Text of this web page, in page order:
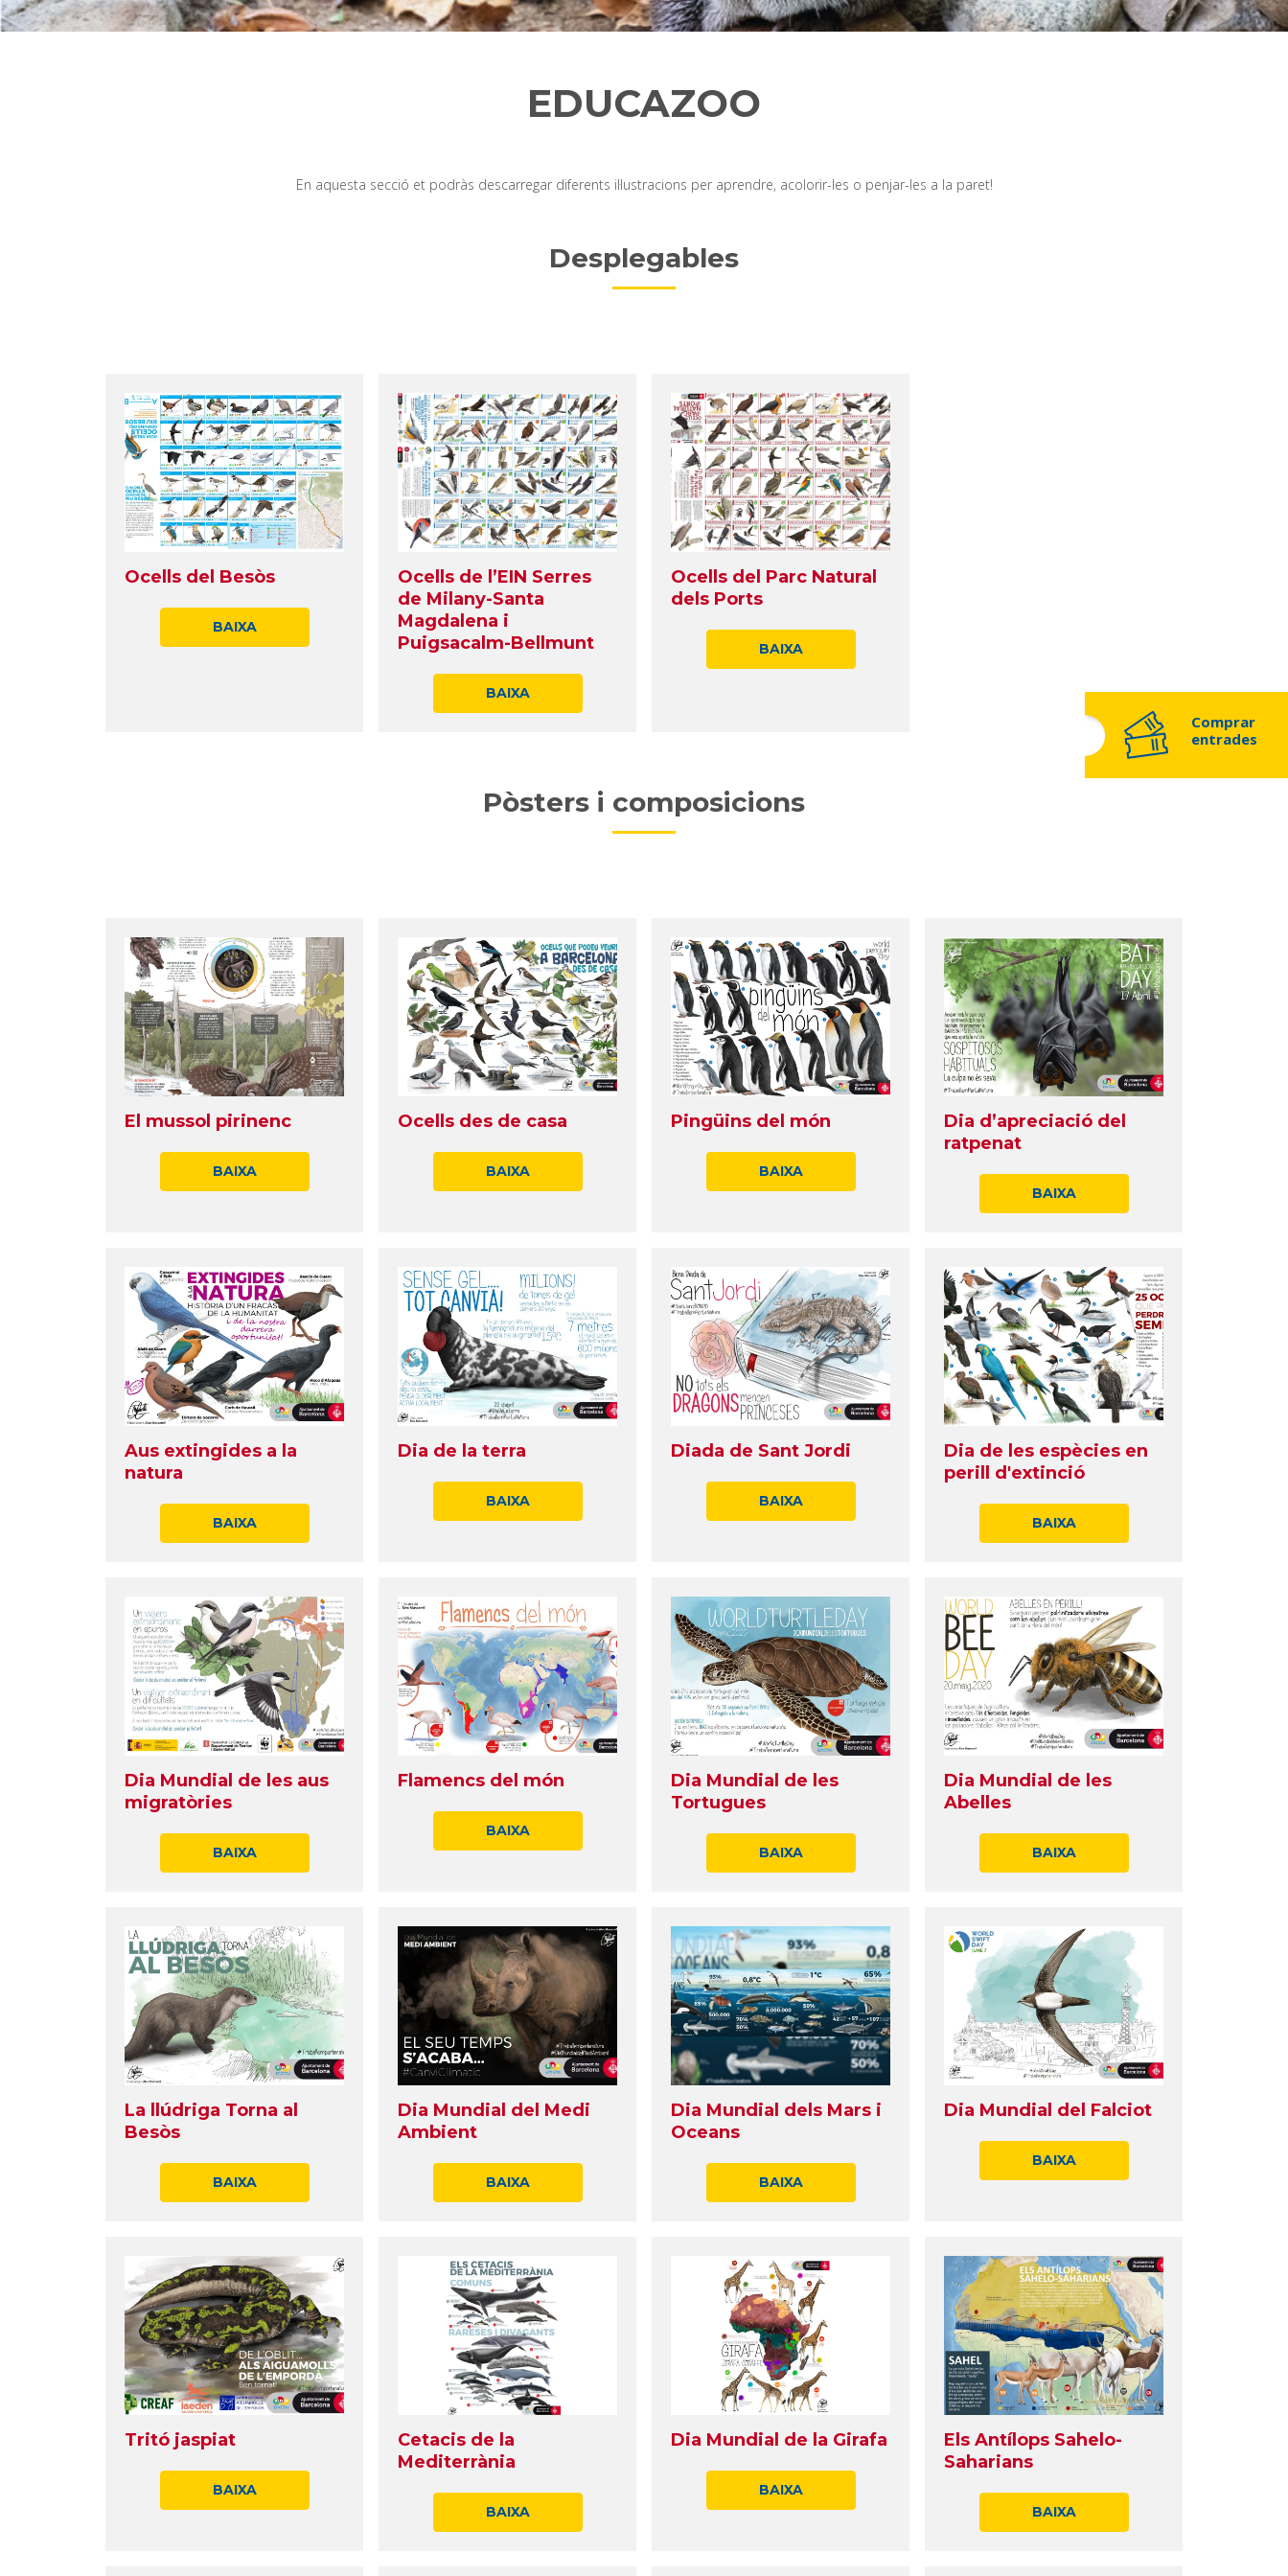
Comprar
entrades
EDUCAZOO
En aquesta secció et podràs descarregar diferents il·lustracions per aprendre, acolorir-les o penjar-les a la paret!
Desplegables
Ocells del Besòs
BAIXA
Ocells de l’EIN Serres
de Milany-Santa
Magdalena i
Puigsacalm-Bellmunt
BAIXA
Ocells del Parc Natural
dels Ports
BAIXA
Pòsters i composicions
El mussol pirinenc
BAIXA
Ocells des de casa
BAIXA
Pingüins del món
BAIXA
Dia d’apreciació del
ratpenat
BAIXA
Aus extingides a la
natura
BAIXA
Dia de la terra
BAIXA
Diada de Sant Jordi
BAIXA
Dia de les espècies en
perill d'extinció
BAIXA
Dia Mundial de les aus
migratòries
BAIXA
Flamencs del món
BAIXA
Dia Mundial de les
Tortugues
BAIXA
Dia Mundial de les
Abelles
BAIXA
La llúdriga Torna al
Besòs
BAIXA
Dia Mundial del Medi
Ambient
BAIXA
Dia Mundial dels Mars i
Oceans
BAIXA
Dia Mundial del Falciot
BAIXA
Tritó jaspiat
BAIXA
Cetacis de la
Mediterrània
BAIXA
Dia Mundial de la Girafa
BAIXA
Els Antílops Sahelo-
Saharians
BAIXA